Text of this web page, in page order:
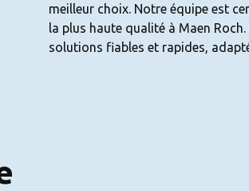
meilleur choix. Notre équipe est
la plus haute qualité à Maen
solutions fiables et rapides,